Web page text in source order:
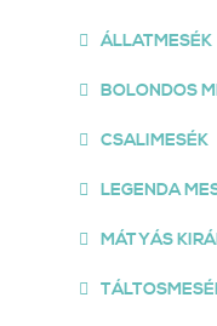
ÁLLATMESÉK
BOLONDOS
CSALIMESÉK
LEGENDA
MÁTYÁS